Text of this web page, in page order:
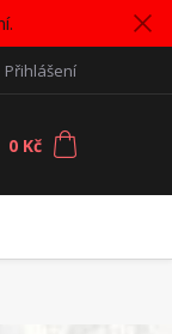
Přihlášení
0 Kč